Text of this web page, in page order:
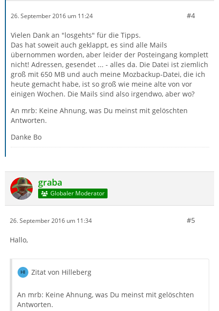
26. September 2016 um 11:24 #4
Vielen Dank an "losgehts" für die Tipps.
Das hat soweit auch geklappt, es sind alle Mails
übernommen worden, aber leider der Posteingang komplett
nicht! Adressen, gesendet ... - alles da. Die Datei ist ziemlich
groß mit 650 MB und auch meine Mozbackup-Datei, die ich
heute gemacht habe, ist so groß wie meine alte von vor
einigen Wochen. Die Mails sind also irgendwo, aber wo?
An mrb: Keine Ahnung, was Du meinst mit gelöschten
Antworten.
Danke Bo
graba
Globaler Moderator
26. September 2016 um 11:34 #5
Hallo,
Zitat von Hilleberg
An mrb: Keine Ahnung, was Du meinst mit gelöschten
Antworten.